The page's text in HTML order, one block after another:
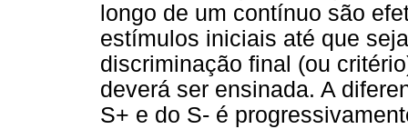
longo de um contínuo são
estímulos iniciais até que
discriminação final (ou
deverá ser ensinada. A
S+ e do S- é